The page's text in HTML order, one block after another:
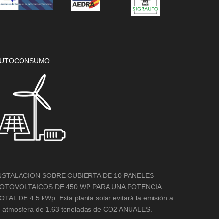
SOBRE CUBIERTA DE 10 PANELES
DE 450 WP PARA UNA POTENCIA
DE 4.5 kWp. Esta planta solar evitará la emisión a
atmosfera de 1.63 toneladas de CO2 ANUALES.